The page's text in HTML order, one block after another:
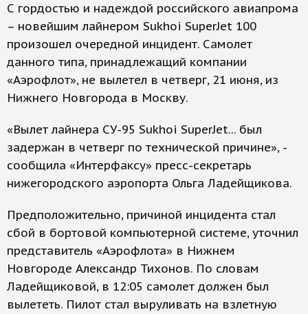
С гордостью и надеждой российского авиапрома
– новейшим лайнером Sukhoi SuperJet 100
произошел очередной инцидент. Самолет
данного типа, принадлежащий компании
«Аэрофлот», не вылетел в четверг, 21 июня, из
Нижнего Новгорода в Москву.
«Вылет лайнера СУ-95 Sukhoi SuperJet... был
задержан в четверг по технической причине», -
сообщила «Интерфаксу» пресс-секретарь
нижегородского аэропорта Ольга Ладейщикова.
Предположительно, причиной инцидента стал
сбой в бортовой компьютерной системе, уточнил
представитель «Аэрофлота» в Нижнем
Новгороде Александр Тихонов. По словам
Ладейщиковой, в 12:05 самолет должен был
вылететь. Пилот стал выруливать на взлетную